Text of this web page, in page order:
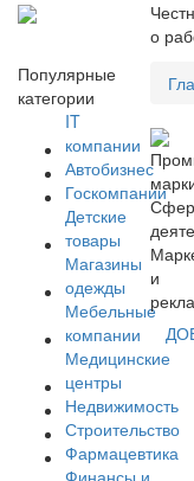
о
Популярные
категории
IT
компании
Автобизнес
Госкомпании
Детские
товары
Магазины
одежды
Мебельные
компании
Медицинские
центры
Недвижимость
Строительство
Фармацевтика
Финансы и
и